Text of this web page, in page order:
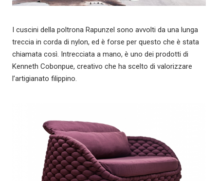
I cuscini della poltrona Rapunzel sono avvolti da una lunga
treccia in corda di nylon, ed è forse per questo che è stata
chiamata così. Intrecciata a mano, è uno dei prodotti di
Kenneth Cobonpue, creativo che ha scelto di valorizzare
l’artigianato filippino.